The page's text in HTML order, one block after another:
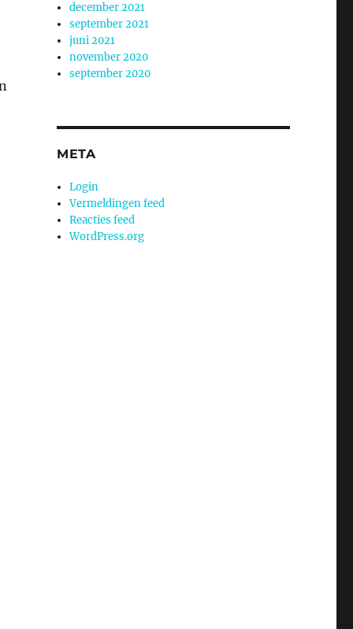
december 2021
september 2021
juni 2021
november 2020
september 2020
META
Login
Vermeldingen feed
Reacties feed
WordPress.org